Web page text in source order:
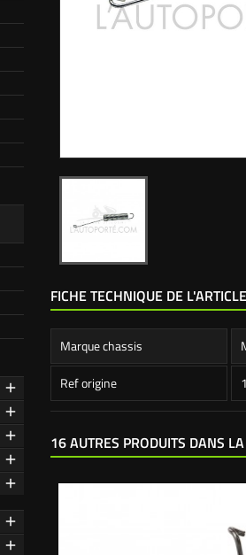
FICHE TECHNIQUE DE
Marque chassis
Ref origine
16 AUTRES PRODUITS DANS